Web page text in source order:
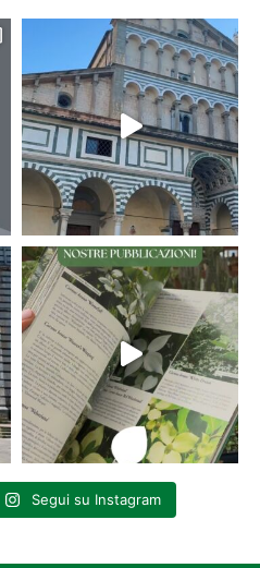
Segui su Instagram